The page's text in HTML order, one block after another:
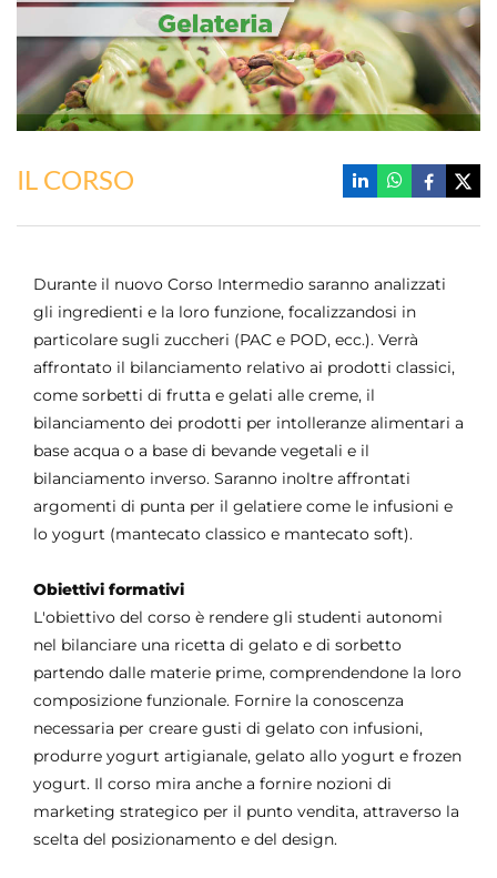
IL CORSO
Durante il nuovo Corso Intermedio saranno analizzati
gli ingredienti e la loro funzione, focalizzandosi in
particolare sugli zuccheri (PAC e POD, ecc.). Verrà
affrontato il bilanciamento relativo ai prodotti classici,
come sorbetti di frutta e gelati alle creme, il
bilanciamento dei prodotti per intolleranze alimentari a
base acqua o a base di bevande vegetali e il
bilanciamento inverso. Saranno inoltre affrontati
argomenti di punta per il gelatiere come le infusioni e
lo yogurt (mantecato classico e mantecato soft).
Obiettivi formativi
L'obiettivo del corso è rendere gli studenti autonomi
nel bilanciare una ricetta di gelato e di sorbetto
partendo dalle materie prime, comprendendone la loro
composizione funzionale. Fornire la conoscenza
necessaria per creare gusti di gelato con infusioni,
produrre yogurt artigianale, gelato allo yogurt e frozen
yogurt. Il corso mira anche a fornire nozioni di
marketing strategico per il punto vendita, attraverso la
scelta del posizionamento e del design.